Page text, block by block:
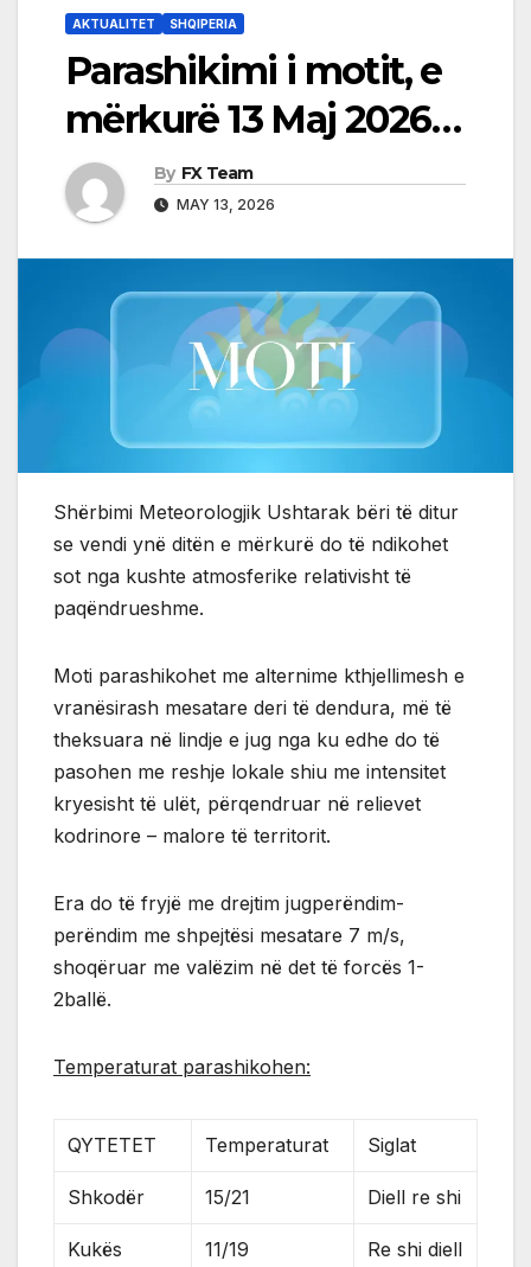
AKTUALITET SHQIPERIA
Parashikimi i motit, e
mërkurë 13 Maj 2026…
By FX Team
MAY 13, 2026
Shërbimi Meteorologjik Ushtarak bëri të ditur
se vendi ynë ditën e mërkurë do të ndikohet
sot nga kushte atmosferike relativisht të
paqëndrueshme.
Moti parashikohet me alternime kthjellimesh e
vranësirash mesatare deri të dendura, më të
theksuara në lindje e jug nga ku edhe do të
pasohen me reshje lokale shiu me intensitet
kryesisht të ulët, përqendruar në relievet
kodrinore – malore të territorit.
Era do të fryjë me drejtim jugperëndim-
perëndim me shpejtësi mesatare 7 m/s,
shoqëruar me valëzim në det të forcës 1-
2ballë.
Temperaturat parashikohen:
QYTETET Temperaturat Siglat
Shkodër 15/21 Diell re shi
Kukës 11/19 Re shi diell